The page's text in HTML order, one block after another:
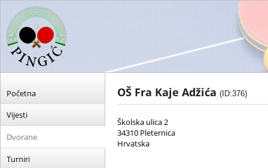
Početna
Vijesti
Dvorane
Turniri
OŠ Fra Kaje Adžića (ID:376)
Školska ulica 2
34310 Pleternica
Hrvatska